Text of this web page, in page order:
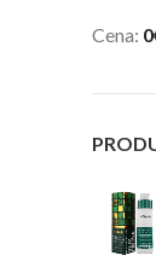
Cena: